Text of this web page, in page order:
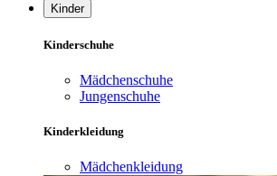
Kinder
Kinderschuhe
Mädchenschuhe
Jungenschuhe
Kinderkleidung
Mädchenkleidung